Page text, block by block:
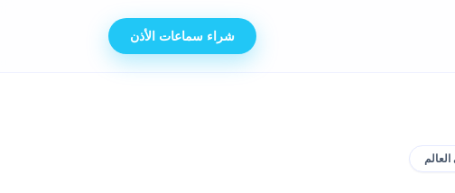
شراء سماعات الأذن